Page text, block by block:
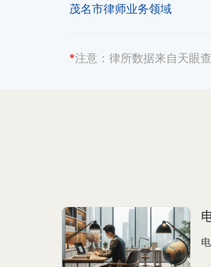
茂名市律师业务领域
*注意： 律所数据来自天眼